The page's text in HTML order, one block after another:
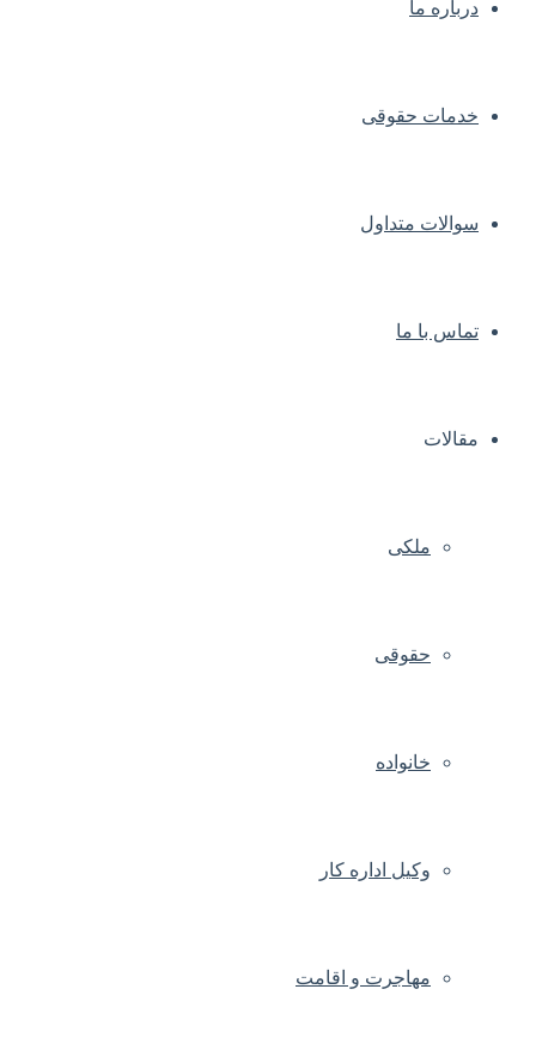
درباره ما
خدمات حقوقی
سوالات متداول
تماس با ما
مقالات
ملکی
حقوقی
خانواده
وکیل اداره کار
مهاجرت و اقامت